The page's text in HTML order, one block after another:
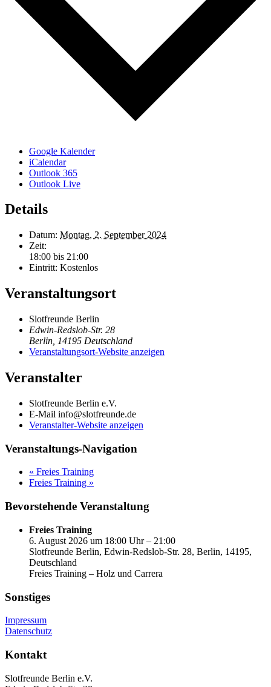
Google Kalender
iCalendar
Outlook 365
Outlook Live
Details
Datum: Montag, 2. September 2024
Zeit:
18:00 bis 21:00
Eintritt: Kostenlos
Veranstaltungsort
Slotfreunde Berlin
Edwin-Redslob-Str. 28
Berlin 14195 Deutschland
Veranstaltungsort-Website anzeigen
Veranstalter
Slotfreunde Berlin e.V.
E-Mail info@slotfreunde.de
Veranstalter-Website anzeigen
Veranstaltungs-Navigation
« Freies Training
Freies Training »
Bevorstehende Veranstaltung
Freies Training
6. August 2026 um 18:00 Uhr – 21:00
Slotfreunde Berlin, Edwin-Redslob-Str. 28, Berlin, 14195,
Deutschland
Freies Training – Holz und Carrera
Sonstiges
Impressum
Datenschutz
Kontakt
Slotfreunde Berlin e.V.